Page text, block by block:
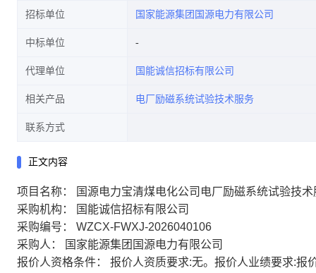
招标单位 国家能源集团国源电力有限公司
中标单位
代理单位 国能诚信招标有限公司
相关产品 电厂励磁系统试验技术服务
联系方式
正文内容
项目名称：
国源电力宝清煤电化公司电厂励磁系统试验技
采购机构：
国能诚信招标有限公司
采购编号：
WZCX-FWXJ-2026040106
采购人：
国家能源集团国源电力有限公司
报价人资格条件：
报价人资质要求:无。报价人业绩要求:报